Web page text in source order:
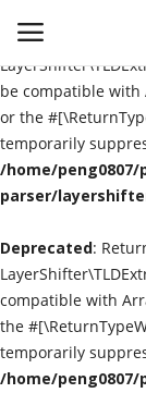
Deprecated
be compatible with
or the
temporarily
/home/
parser/
Deprecated:
compatible with
the
temporarily
/home/
Login
Home
Contact
NASIONAL